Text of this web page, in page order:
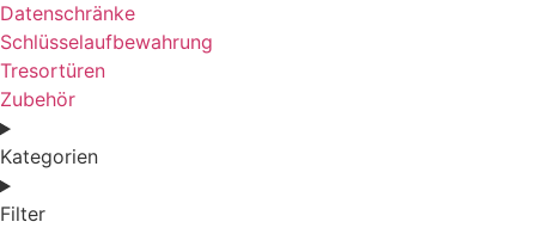
Datenschränke
Schlüsselaufbewahrung
Tresortüren
Zubehör
Kategorien
Filter